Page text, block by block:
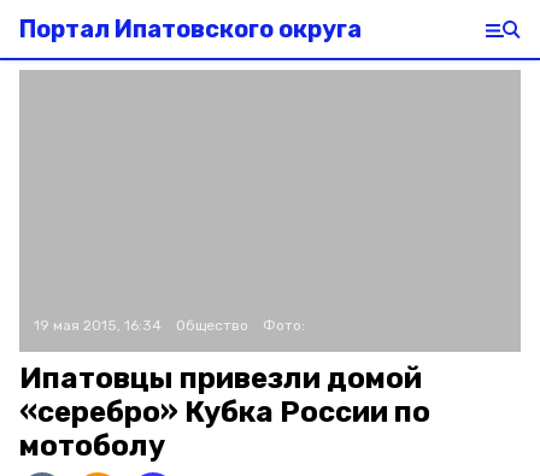
Портал Ипатовского округа
19 мая 2015, 16:34 Общество Фото:
Ипатовцы привезли домой
«серебро» Кубка России по
мотоболу